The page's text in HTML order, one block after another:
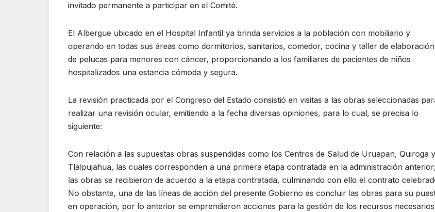
invitado permanente a participar en el Comité.
El Albergue ubicado en el Hospital Infantil ya brinda servicios a la población con mobiliario y
operando en todas sus áreas como dormitorios, sanitarios, comedor, cocina y taller de elaboración
de pelucas para menores con cáncer, proporcionando a los familiares de pacientes de niños
hospitalizados una estancia cómoda y segura.
La revisión practicada por el Congreso del Estado consistió en visitas a las obras seleccionadas
realizar una revisión ocular, emitiendo a la fecha diversas opiniones, para lo cual, se precisa lo
siguiente:
Con relación a las supuestas obras suspendidas como los Centros de Salud de Uruapan, Quiroga y
Tlalpujahua, las cuales corresponden a una primera etapa contratada en la administración
las obras se recibieron de acuerdo a la etapa contratada, culminando con ello el contrato
No obstante, una de las líneas de acción del presente Gobierno es concluir las obras para su
en operación, por lo anterior se emprendieron acciones para la gestión de los recursos necesarios